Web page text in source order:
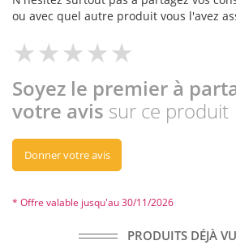
ou avec quel autre produit vous l'avez
Soyez le premier à
votre avis sur ce produit
Donner votre avis
* Offre valable jusqu'au 30/11/2026
PRODUITS DÉJÀ VU